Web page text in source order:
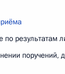
по результатам
поручений,